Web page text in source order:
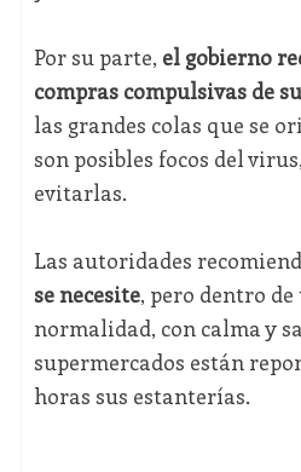
Por su parte, el gobierno
compras compulsivas de
las grandes colas que se
son posibles focos del
evitarlas.
Las autoridades
se necesite, pero dentro
normalidad, con calma y
supermercados están
horas sus estanterías.